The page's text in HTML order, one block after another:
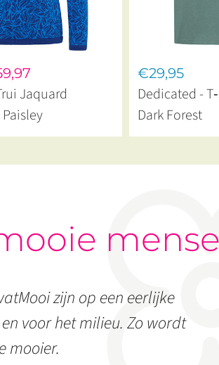
Jaquard
€29,95
Dedicated -
Dark Forest
zijn op een eerlijke
voor het milieu. Zo wordt
mooier.